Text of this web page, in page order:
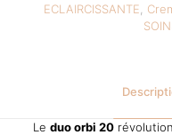
quantity
ECLAIRCISSANTE
Le duo orbi 20